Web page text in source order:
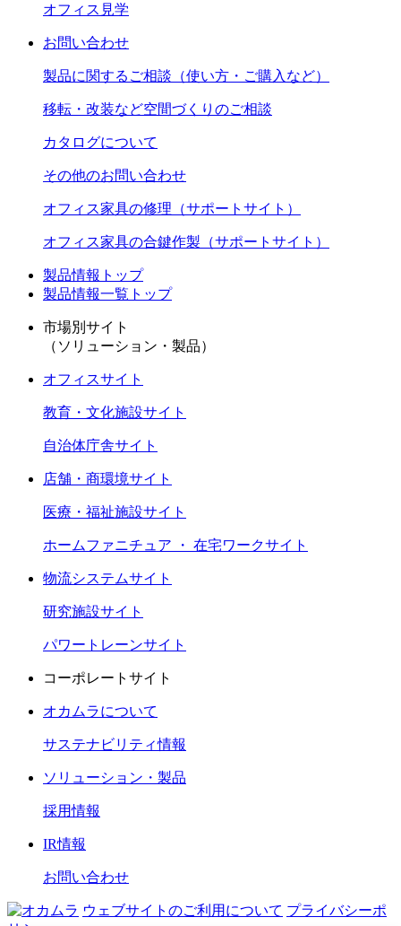
オフィス見学
お問い合わせ
製品に関するご相談（使い方・ご購入など）
移転・改装など空間づくりのご相談
カタログについて
その他のお問い合わせ
オフィス家具の修理（サポートサイト）
オフィス家具の合鍵作製（サポートサイト）
製品情報トップ
製品情報一覧トップ
市場別サイト
（ソリューション・製品）
オフィスサイト
教育・文化施設サイト
自治体庁舎サイト
店舗・商環境サイト
医療・福祉施設サイト
ホームファニチュア ・ 在宅ワークサイト
物流システムサイト
研究施設サイト
パワートレーンサイト
コーポレートサイト
オカムラについて
サステナビリティ情報
ソリューション・製品
採用情報
IR情報
お問い合わせ
ウェブサイトのご利用について プライバシーポ